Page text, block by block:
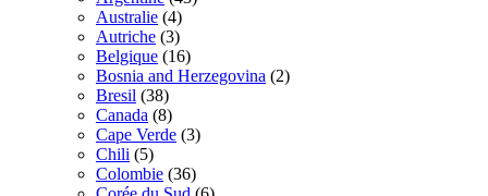
Australie (4)
Autriche (3)
Belgique (16)
Bosnia and Herzegovina (2)
Bresil (38)
Canada (8)
Cape Verde (3)
Chili (5)
Colombie (36)